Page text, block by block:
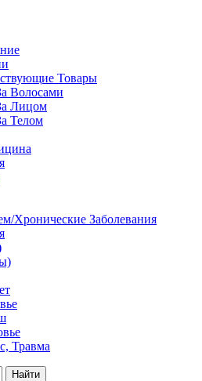
Товары
Волосами
Лицом
Телом
Хронические Заболевания
Травма
Найти